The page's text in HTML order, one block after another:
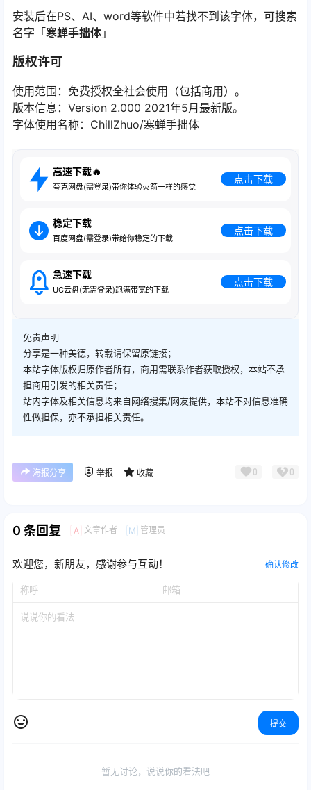
安装后在PS、AI、word等软件中若找不到该字体，可搜索
名字「寒蝉手拙体 」
版权许可
使用范围：免费授权全社会使用（包括商用）。
版本信息：Version 2.000 2021年5月最新版。
字体使用名称：ChillZhuo/寒蝉手拙体
高速下载🔥
夸克网盘(需登录)带你体验火箭一样的感觉
点击下载
稳定下载
百度网盘(需登录)带给你稳定的下载
点击下载
急速下载
UC云盘(无需登录)跑满带宽的下载
点击下载
免责声明
分享是一种美德，转载请保留原链接；
本站字体版权归原作者所有，商用需联系作者获取授权，本站不承
担商用引发的相关责任；
站内字体及相关信息均来自网络搜集/网友提供，本站不对信息准确
性做担保，亦不承担相关责任。
海报分享 举报 收藏 0 0
0 条回复 A 文章作者 M 管理员
欢迎您，新朋友，感谢参与互动！ 确认修改
提交
暂无讨论，说说你的看法吧